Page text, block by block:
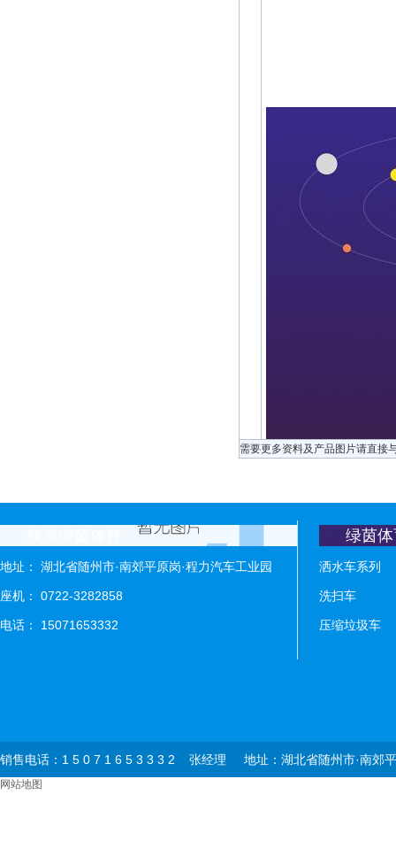
需要更多资料及产品图片请直接
地址： 湖北省随州市·南郊平原岗·程力汽车工业园
座机： 0722-3282858
电话： 15071653332
绿茵
洒水车系列
洗扫车
压缩垃圾车
销售电话：1 5 0 7 1 6 5 3 3 3 2 张经理 地址：湖北省随州市·南郊
网站地图